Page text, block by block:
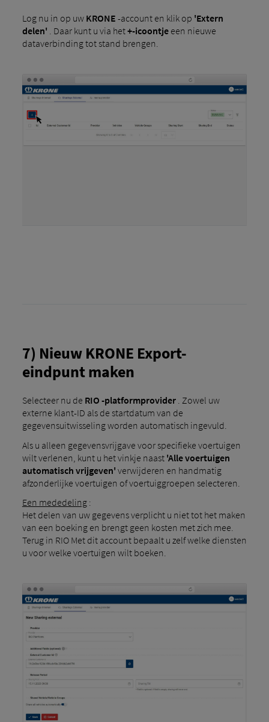
Log nu in op uw KRONE -account en klik op 'Extern
delen' . Daar kunt u via het+-icoontjeeen nieuwe
dataverbinding tot stand brengen.
7) Nieuw KRONE Export-
eindpunt maken
Selecteer nu de RIO -platformprovider. Zowel uw
externe klant-ID als de startdatum van de
gegevensuitwisseling worden automatisch ingevuld.
Als u alleen gegevensvrijgave voor specifieke voertuigen
wilt verlenen, kunt u het vinkje naast 'Alle voertuigen
automatisch vrijgeven' verwijderen en handmatig
afzonderlijke voertuigen of voertuiggroepen selecteren.
Een mededeling:
Het delen van uw gegevens verplicht u niet tot het maken
van een boeking en brengt geen kosten met zich mee.
Terug in RIO Met dit account bepaalt u zelf welke diensten
u voor welke voertuigen wilt boeken.